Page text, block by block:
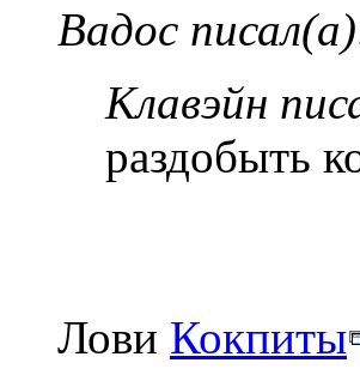
Вадос
Клавэйн
раздобыть
Лови Кокпиты